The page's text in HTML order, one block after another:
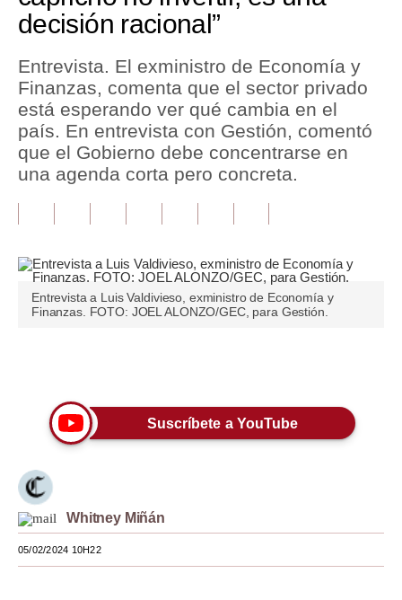
Política
Finanzas Personales
Inmobiliarias
Plus G
Pregunta de hoy
Blogs
Viajes
Moda
Estilos
Mundo
EEUU
decisión racional”
Entrevista. El exministro de Economía y
Finanzas, comenta que el sector privado
está esperando ver qué cambia en el
país. En entrevista con Gestión, comentó
que el Gobierno debe concentrarse en
una agenda corta pero concreta.
Entrevista a Luis Valdivieso, exministro de Economía y
Finanzas. FOTO: JOEL ALONZO/GEC, para Gestión.
Suscríbete a YouTube
Whitney Miñán
05/02/2024 10H22